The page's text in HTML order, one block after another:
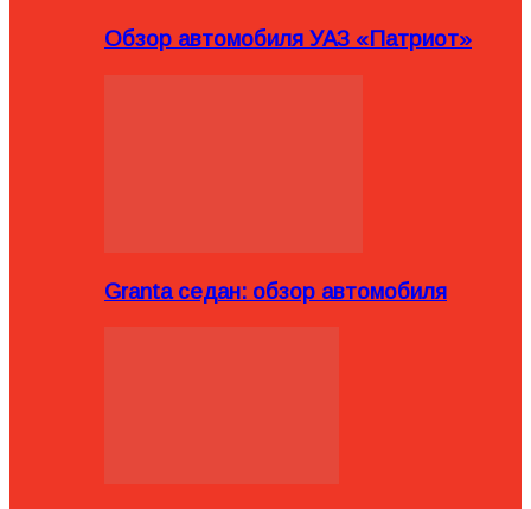
Обзор автомобиля УАЗ «Патриот»
Granta седан: обзор автомобиля